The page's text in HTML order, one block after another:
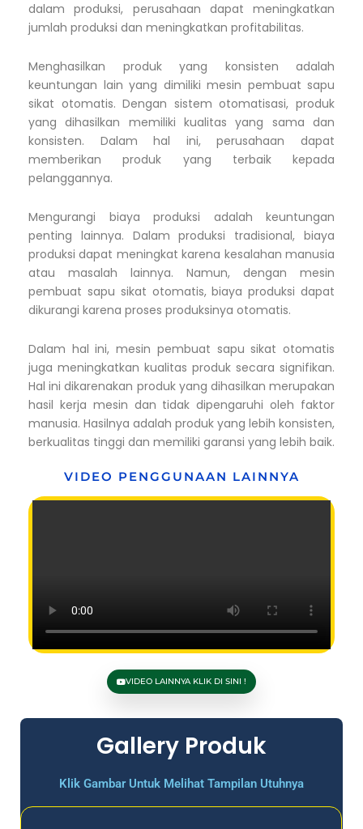
dalam produksi, perusahaan dapat meningkatkan
jumlah produksi dan meningkatkan profitabilitas.
Menghasilkan produk yang konsisten adalah
keuntungan lain yang dimiliki mesin pembuat sapu
sikat otomatis. Dengan sistem otomatisasi, produk
yang dihasilkan memiliki kualitas yang sama dan
konsisten. Dalam hal ini, perusahaan dapat
memberikan produk yang terbaik kepada
pelanggannya.
Mengurangi biaya produksi adalah keuntungan
penting lainnya. Dalam produksi tradisional, biaya
produksi dapat meningkat karena kesalahan manusia
atau masalah lainnya. Namun, dengan mesin
pembuat sapu sikat otomatis, biaya produksi dapat
dikurangi karena proses produksinya otomatis.
Dalam hal ini, mesin pembuat sapu sikat otomatis
juga meningkatkan kualitas produk secara signifikan.
Hal ini dikarenakan produk yang dihasilkan merupakan
hasil kerja mesin dan tidak dipengaruhi oleh faktor
manusia. Hasilnya adalah produk yang lebih konsisten,
berkualitas tinggi dan memiliki garansi yang lebih baik.
VIDEO PENGGUNAAN LAINNYA
VIDEO LAINNYA KLIK DI SINI !
Gallery Produk
Klik Gambar Untuk Melihat Tampilan Utuhnya